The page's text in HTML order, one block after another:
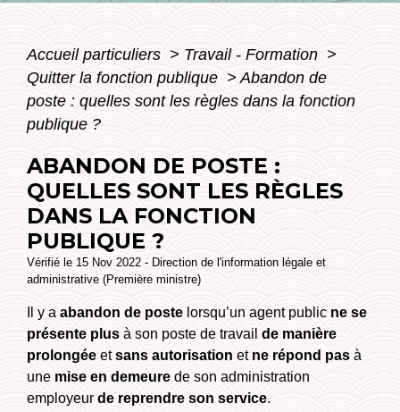
Accueil particuliers > Travail - Formation >
Quitter la fonction publique > Abandon de
poste : quelles sont les règles dans la fonction
publique ?
ABANDON DE POSTE :
QUELLES SONT LES RÈGLES
DANS LA FONCTION
PUBLIQUE ?
Vérifié le 15 Nov 2022 - Direction de l'information légale et
administrative (Première ministre)
Il y a abandon de poste lorsqu’un agent public ne se
présente plus à son poste de travail de manière
prolongée etsans autorisation et ne répond pas à
une mise en demeure de son administration
employeurde reprendre son service.